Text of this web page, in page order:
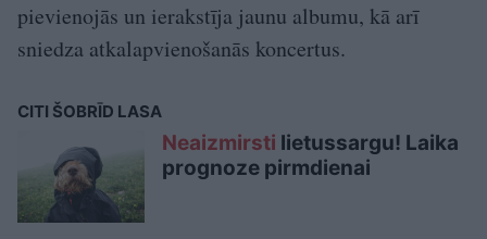
pievienojās un ierakstīja jaunu albumu, kā arī
sniedza atkalapvienošanās koncertus.
CITI ŠOBRĪD LASA
Neaizmirsti lietussargu! Laika
prognoze pirmdienai